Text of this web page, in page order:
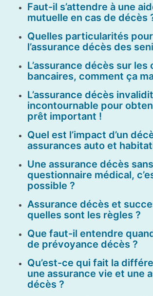
Faut-il s’attendre à une
mutuelle en cas de décès
Quelles particularités pour
l’assurance décès des
L’assurance décès sur les
bancaires, comment ça
L’assurance décès
incontournable pour
prêt important !
Quel est l’impact d’un
assurances auto et
Une assurance décès sans
questionnaire médical,
possible ?
Assurance décès et
quelles sont les règles ?
Que faut-il entendre
de prévoyance décès ?
Qu’est-ce qui fait la
une assurance vie et une
décès ?